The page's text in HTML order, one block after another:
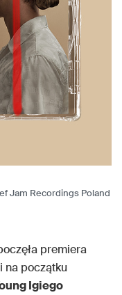
Jam Recordings Poland
premiera
na początku
Igiego